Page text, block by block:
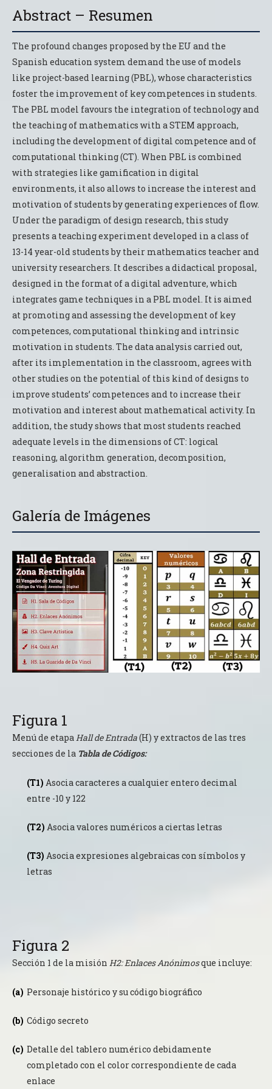
Abstract – Resumen
The profound changes proposed by the EU and the
Spanish education system demand the use of models
like project-based learning (PBL), whose characteristics
foster the improvement of key competences in students.
The PBL model favours the integration of technology and
the teaching of mathematics with a STEM approach,
including the development of digital competence and of
computational thinking (CT). When PBL is combined
with strategies like gamification in digital
environments, it also allows to increase the interest and
motivation of students by generating experiences of flow.
Under the paradigm of design research, this study
presents a teaching experiment developed in a class of
13-14 year-old students by their mathematics teacher and
university researchers. It describes a didactical proposal,
designed in the format of a digital adventure, which
integrates game techniques in a PBL model. It is aimed
at promoting and assessing the development of key
competences, computational thinking and intrinsic
motivation in students. The data analysis carried out,
after its implementation in the classroom, agrees with
other studies on the potential of this kind of designs to
improve students’ competences and to increase their
motivation and interest about mathematical activity. In
addition, the study shows that most students reached
adequate levels in the dimensions of CT: logical
reasoning, algorithm generation, decomposition,
generalisation and abstraction.
Galería de Imágenes
Figura 1
Menú de etapaHall de Entrada(H) y extractos de las tres
secciones de la Tabla de Códigos:
Asocia caracteres a cualquier entero decimal
entre -10 y 122
Asocia valores numéricos a ciertas letras
Asocia expresiones algebraicas con símbolos y
letras
Figura 2
Sección 1 de la misión H2: Enlaces Anónimosque incluye:
Personaje histórico y su código biográfico
Código secreto
Detalle del tablero numérico debidamente
completado con el color correspondiente de cada
enlace